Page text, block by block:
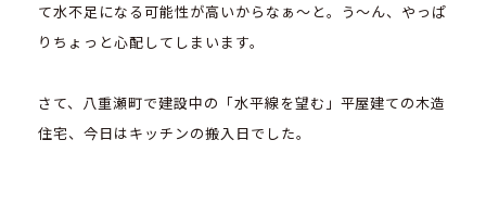
て水不足になる可能性が高いからなぁ～と。う～ん、やっぱ
りちょっと心配してしまいます。
さて、八重瀬町で建設中の「水平線を望む」平屋建ての木造
住宅、今日はキッチンの搬入日でした。